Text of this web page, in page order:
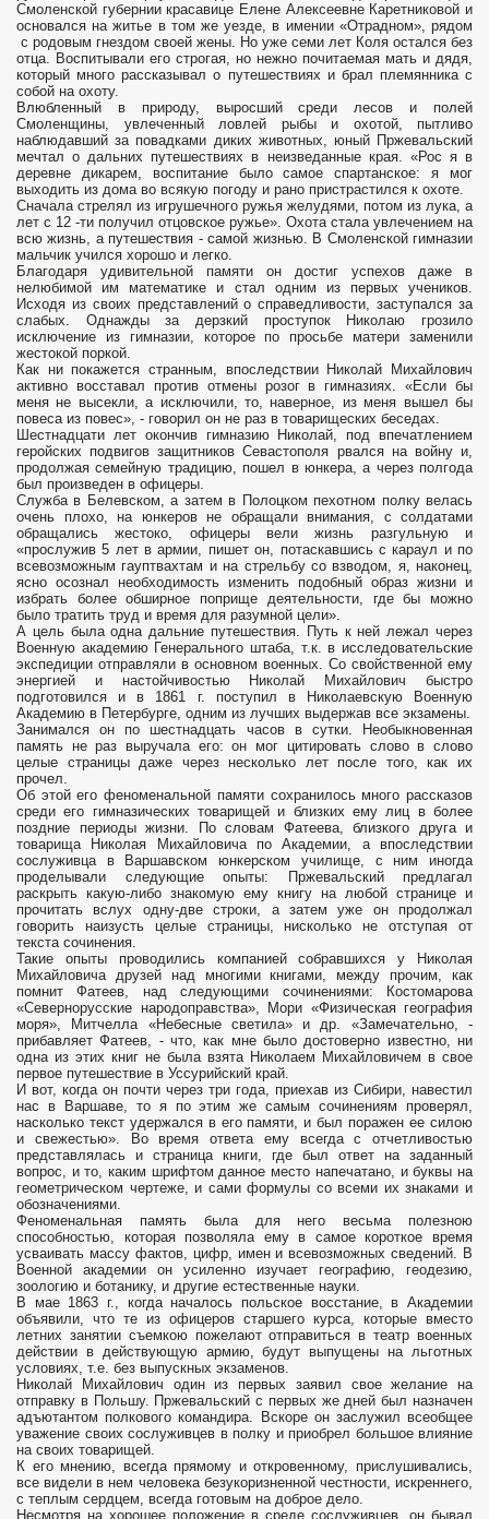
Смоленской губернии красавице Елене Алексеевне Каретниковой и
основался на житье в том же уезде, в имении «Отрадном», рядом
с родовым гнездом своей жены. Но уже семи лет Коля остался без
отца. Воспитывали его строгая, но нежно почитаемая мать и дядя,
который много рассказывал о путешествиях и брал племянника с
собой на охоту.
Влюбленный в природу, выросший среди лесов и полей
Смоленщины, увлеченный ловлей рыбы и охотой, пытливо
наблюдавший за повадками диких животных, юный Пржевальский
мечтал о дальних путешествиях в неизведанные края. «Рос я в
деревне дикарем, воспитание было самое спартанское: я мог
выходить из дома во всякую погоду и рано пристрастился к охоте.
Сначала стрелял из игрушечного ружья желудями, потом из лука, а
лет с 12 -ти получил отцовское ружье». Охота стала увлечением на
всю жизнь, а путешествия - самой жизнью. В Смоленской гимназии
мальчик учился хорошо и легко.
Благодаря удивительной памяти он достиг успехов даже в
нелюбимой им математике и стал одним из первых учеников.
Исходя из своих представлений о справедливости, заступался за
слабых. Однажды за дерзкий проступок Николаю грозило
исключение из гимназии, которое по просьбе матери заменили
жестокой поркой.
Как ни покажется странным, впоследствии Николай Михайлович
активно восставал против отмены розог в гимназиях. «Если бы
меня не высекли, а исключили, то, наверное, из меня вышел бы
повеса из повес», - говорил он не раз в товарищеских беседах.
Шестнадцати лет окончив гимназию Николай, под впечатлением
геройских подвигов защитников Севастополя рвался на войну и,
продолжая семейную традицию, пошел в юнкера, а через полгода
был произведен в офицеры.
Служба в Белевском, а затем в Полоцком пехотном полку велась
очень плохо, на юнкеров не обращали внимания, с солдатами
обращались жестоко, офицеры вели жизнь разгульную и
«прослужив 5 лет в армии, пишет он, потаскавшись с караул и по
всевозможным гауптвахтам и на стрельбу со взводом, я, наконец,
ясно осознал необходимость изменить подобный образ жизни и
избрать более обширное поприще деятельности, где бы можно
было тратить труд и время для разумной цели».
А цель была одна дальние путешествия. Путь к ней лежал через
Военную академию Генерального штаба, т.к. в исследовательские
экспедиции отправляли в основном военных. Со свойственной ему
энергией и настойчивостью Николай Михайлович быстро
подготовился и в 1861 г. поступил в Николаевскую Военную
Академию в Петербурге, одним из лучших выдержав все экзамены.
Занимался он по шестнадцать часов в сутки. Необыкновенная
память не раз выручала его: он мог цитировать слово в слово
целые страницы даже через несколько лет после того, как их
прочел.
Об этой его феноменальной памяти сохранилось много рассказов
среди его гимназических товарищей и близких ему лиц в более
поздние периоды жизни. По словам Фатеева, близкого друга и
товарища Николая Михайловича по Академии, а впоследствии
сослуживца в Варшавском юнкерском училище, с ним иногда
проделывали следующие опыты: Пржевальский предлагал
раскрыть какую-либо знакомую ему книгу на любой странице и
прочитать вслух одну-две строки, а затем уже он продолжал
говорить наизусть целые страницы, нисколько не отступая от
текста сочинения.
Такие опыты проводились компанией собравшихся у Николая
Михайловича друзей над многими книгами, между прочим, как
помнит Фатеев, над следующими сочинениями: Костомарова
«Севернорусские народоправства», Мори «Физическая география
моря», Митчелла «Небесные светила» и др. «Замечательно, -
прибавляет Фатеев, - что, как мне было достоверно известно, ни
одна из этих книг не была взята Николаем Михайловичем в свое
первое путешествие в Уссурийский край.
И вот, когда он почти через три года, приехав из Сибири, навестил
нас в Варшаве, то я по этим же самым сочинениям проверял,
насколько текст удержался в его памяти, и был поражен ее силою
и свежестью». Во время ответа ему всегда с отчетливостью
представлялась и страница книги, где был ответ на заданный
вопрос, и то, каким шрифтом данное место напечатано, и буквы на
геометрическом чертеже, и сами формулы со всеми их знаками и
обозначениями.
Феноменальная память была для него весьма полезною
способностью, которая позволяла ему в самое короткое время
усваивать массу фактов, цифр, имен и всевозможных сведений. В
Военной академии он усиленно изучает географию, геодезию,
зоологию и ботанику, и другие естественные науки.
В мае 1863 г., когда началось польское восстание, в Академии
объявили, что те из офицеров старшего курса, которые вместо
летних занятии съемкою пожелают отправиться в театр военных
действии в действующую армию, будут выпущены на льготных
условиях, т.е. без выпускных экзаменов.
Николай Михайлович один из первых заявил свое желание на
отправку в Польшу. Пржевальский с первых же дней был назначен
адъютантом полкового командира. Вскоре он заслужил всеобщее
уважение своих сослуживцев в полку и приобрел большое влияние
на своих товарищей.
К его мнению, всегда прямому и откровенному, прислушивались,
все видели в нем человека безукоризненной честности, искреннего,
с теплым сердцем, всегда готовым на доброе дело.
Несмотря на хорошее положение в среде сослуживцев, он бывал